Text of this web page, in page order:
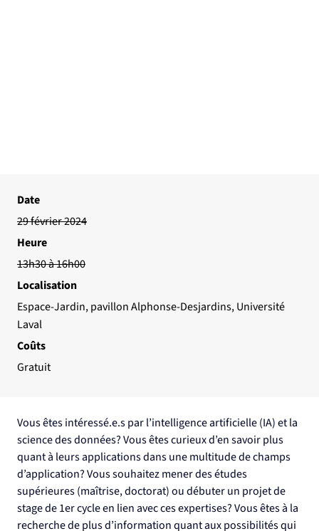
Date
29 février 2024
Heure
13h30 à 16h00
Localisation
Espace-Jardin, pavillon Alphonse-Desjardins, Université
Laval
Coûts
Gratuit
Vous êtes intéressé.e.s par l’intelligence artificielle (IA) et la
science des données? Vous êtes curieux d’en savoir plus
quant à leurs applications dans une multitude de champs
d’application? Vous souhaitez mener des études
supérieures (maîtrise, doctorat) ou débuter un projet de
stage de 1er cycle en lien avec ces expertises? Vous êtes à la
recherche de plus d’information quant aux possibilités qui